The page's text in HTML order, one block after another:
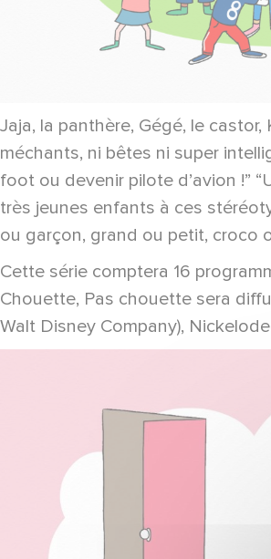
Jaja, la panthère, Gégé, le
méchants, ni bêtes ni super
foot ou devenir pilote d’avion !”
très jeunes enfants à ces
ou garçon, grand ou petit, croco
Cette série comptera 16
Chouette, Pas chouette sera
Walt Disney Company),